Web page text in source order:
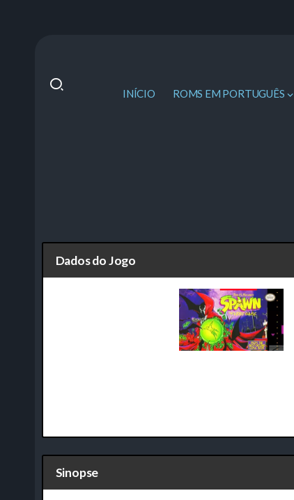
INÍCIO ROMS EM PORTUGUÊS
Dados do Jogo
Sinopse